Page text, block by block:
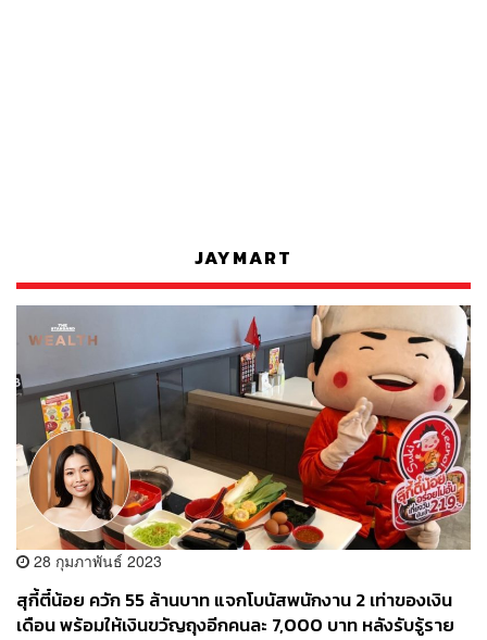
JAYMART
28 กุมภาพันธ์ 2023
สุกี้ตี๋น้อย ควัก 55 ล้านบาท แจกโบนัสพนักงาน 2 เท่าของเงิน
เดือน พร้อมให้เงินขวัญถุงอีกคนละ 7,000 บาท หลังรับรู้ราย